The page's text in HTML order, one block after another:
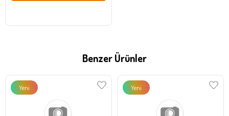
Benzer Ürünler
Yeni
Yeni